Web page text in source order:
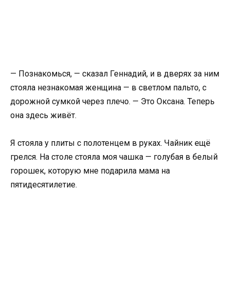
— Познакомься, — сказал Геннадий, и в дверях за ним
стояла незнакомая женщина — в светлом пальто, с
дорожной сумкой через плечо. — Это Оксана. Теперь
она здесь живёт.
Я стояла у плиты с полотенцем в руках. Чайник ещё
грелся. На столе стояла моя чашка — голубая в белый
горошек, которую мне подарила мама на
пятидесятилетие.